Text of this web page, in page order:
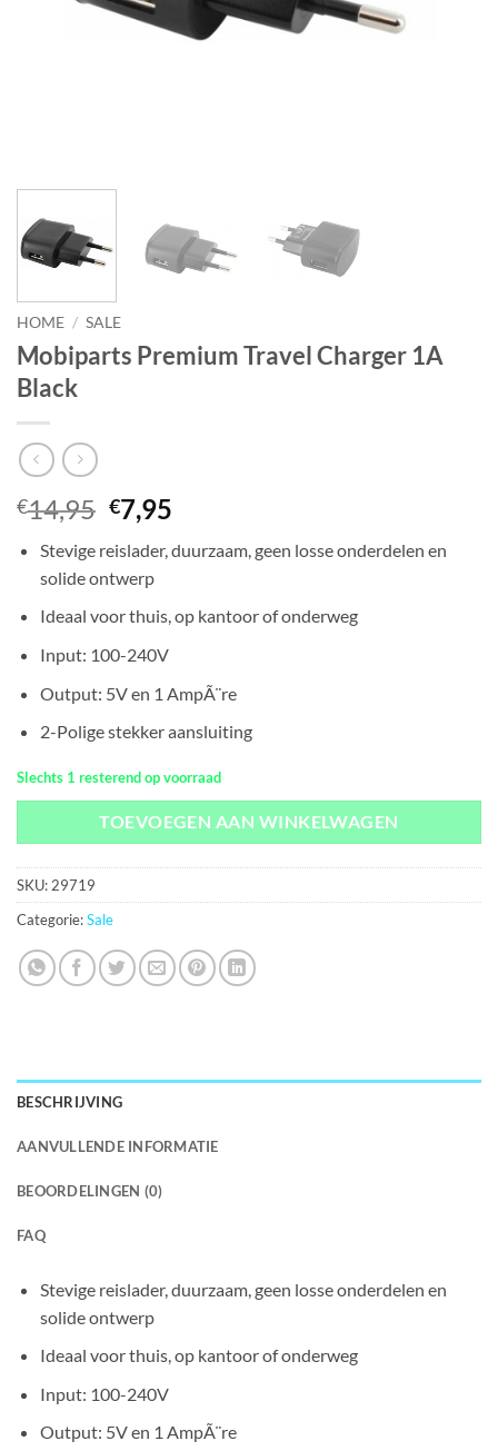
HOME / SALE
Mobiparts Premium Travel Charger 1A
Black
€14,95 Oorspronkelijke
prijs
was:
€14,95.
€7,95
is:
Stevige reislader, duurzaam, geen losse onderdelen en
solide ontwerp
Ideaal voor thuis, op kantoor of onderweg
Input: 100-240V
Output: 5V en 1 AmpÃ¨re
2-Polige stekker aansluiting
Slechts 1 resterend op voorraad
TOEVOEGEN AAN WINKELWAGEN
SKU: 29719
Categorie:Sale
BESCHRIJVING
AANVULLENDE INFORMATIE
BEOORDELINGEN (0)
FAQ
Stevige reislader, duurzaam, geen losse onderdelen en
solide ontwerp
Ideaal voor thuis, op kantoor of onderweg
Input: 100-240V
Output: 5V en 1 AmpÃ¨re